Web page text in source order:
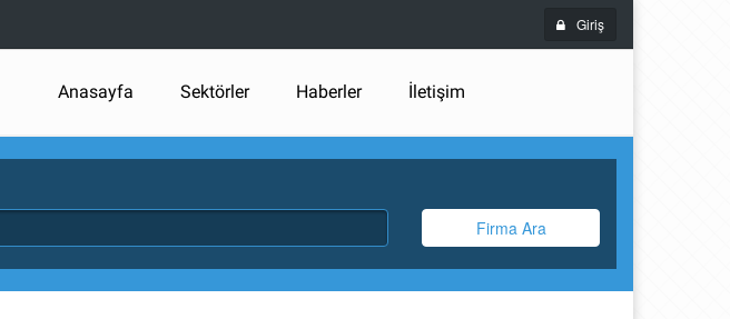
Giriş
Anasayfa Sektörler Haberler İletişim
Firma Ara